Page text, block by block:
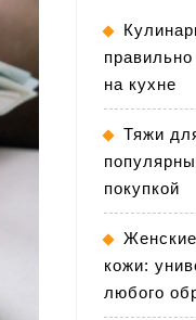
на кухне
Тяжи
покупкой
кожи:
любого